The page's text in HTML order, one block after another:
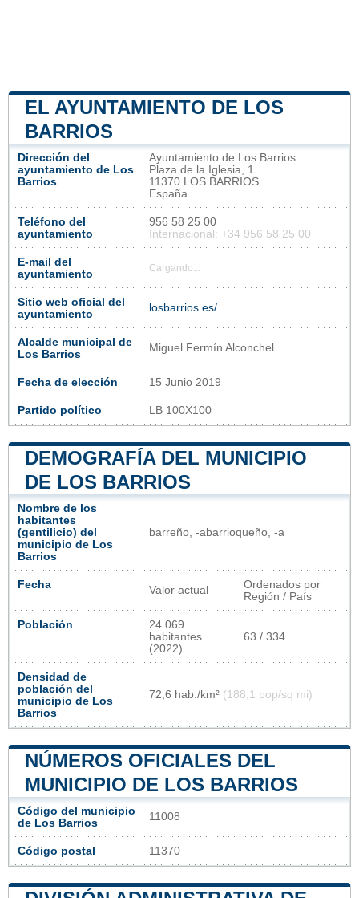
EL AYUNTAMIENTO DE LOS
BARRIOS
Dirección del
ayuntamiento de Los
Barrios
Ayuntamiento de Los Barrios
Plaza de la Iglesia, 1
11370 LOS BARRIOS
España
Teléfono del
ayuntamiento
956 58 25 00
Internacional: +34 956 58 25 00
E-mail del
ayuntamiento
Cargando...
Sitio web oficial del
ayuntamiento
losbarrios.es/
Alcalde municipal de
Los Barrios
Miguel Fermín Alconchel
Fecha de elección 15 Junio 2019
Partido político LB 100X100
DEMOGRAFÍA DEL MUNICIPIO
DE LOS BARRIOS
Nombre de los
habitantes
(gentilicio) del
municipio de Los
Barrios
barreño, -abarrioqueño, -a
Fecha Valor actual
Ordenados por
Región / País
Población
24 069
habitantes
(2022)
63 / 334
Densidad de
población del
municipio de Los
Barrios
72,6 hab./km² (188,1 pop/sq mi)
NÚMEROS OFICIALES DEL
MUNICIPIO DE LOS BARRIOS
Código del municipio
de Los Barrios
11008
Código postal 11370